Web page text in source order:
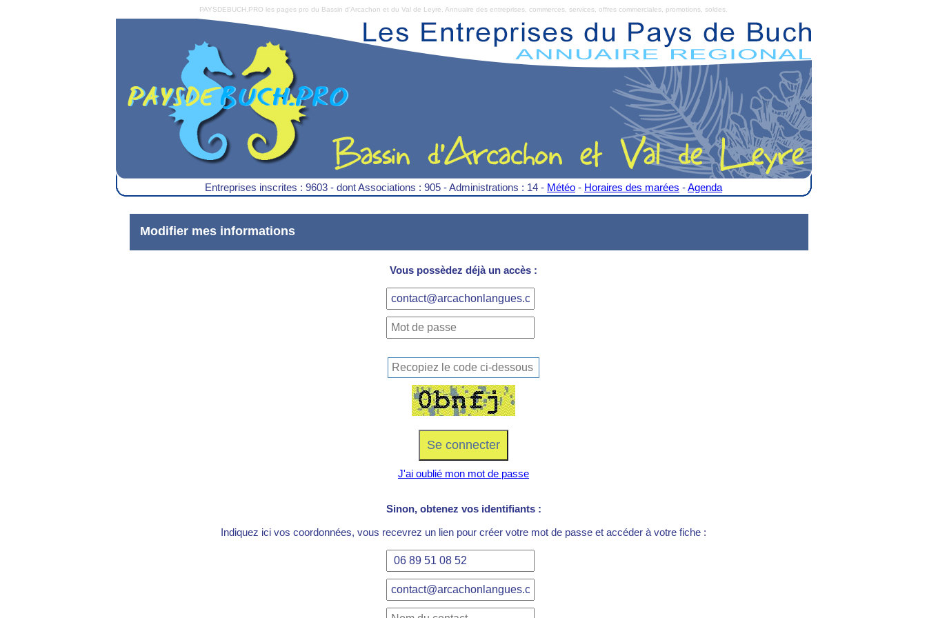
PAYSDEBUCH.PRO les pages pro du Bassin d'Arcachon et du Val de Leyre. Annuaire des entreprises, commerces, services, offres commerciales, promotions, soldes.
Entreprises inscrites : 9603 - dont Associations : 905 - Administrations : 14 - Météo - Horaires des marées -Agenda
Modifier mes informations
Vous possèdez déjà un accès :
J'ai oublié mon mot de passe
Sinon, obtenez vos identifiants :
Indiquez ici vos coordonnées, vous recevrez un lien pour créer votre mot de passe et accéder à votre fiche :